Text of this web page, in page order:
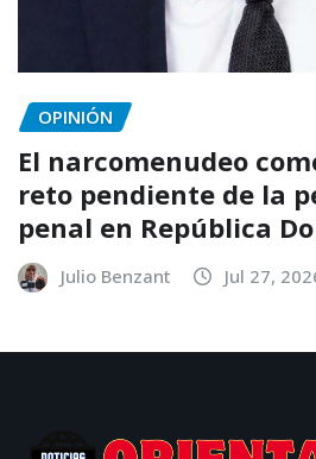
OPINIÓN
El narcomenudeo
reto pendiente de la
penal en República
Julio Benzant Jul 27,